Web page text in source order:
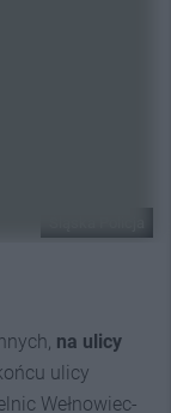
na ulicy
ulicy
Wełnowiec-